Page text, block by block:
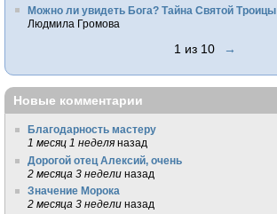
Можно ли увидеть Бога? Тайна Святой Троицы
Людмила Громова
1 из 10 →
Новые комментарии
Благодарность мастеру
1 месяц 1 неделя назад
Дорогой отец Алексий, очень
2 месяца 3 недели назад
Значение Морока
2 месяца 3 недели назад